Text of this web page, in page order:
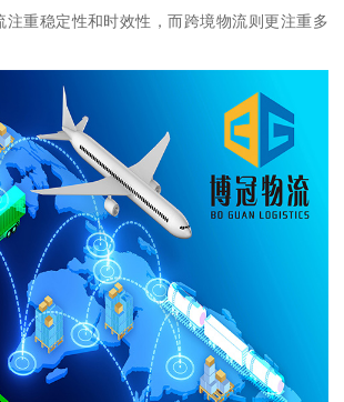
注重稳定性和时效性，而跨境物流则更注重多